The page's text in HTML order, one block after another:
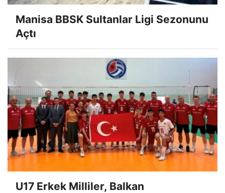
Manisa BBSK Sultanlar Ligi Sezonunu
Açtı
U17 Erkek Milliler, Balkan